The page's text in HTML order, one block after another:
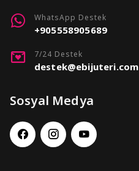
WhatsApp Destek
+905558905689
7/24 Destek
destek@ebijuteri.com
Sosyal Medya